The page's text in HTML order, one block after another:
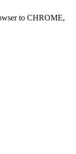
to CHROME,